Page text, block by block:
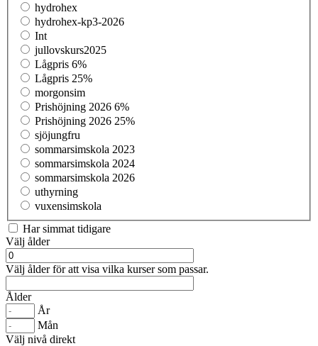
hydrohex
hydrohex-kp3-2026
Int
jullovskurs2025
Lågpris 6%
Lågpris 25%
morgonsim
Prishöjning 2026 6%
Prishöjning 2026 25%
sjöjungfru
sommarsimskola 2023
sommarsimskola 2024
sommarsimskola 2026
uthyrning
vuxensimskola
Har simmat tidigare
Välj ålder
Välj ålder för att visa vilka kurser som passar.
Ålder
År
Mån
Välj nivå direkt